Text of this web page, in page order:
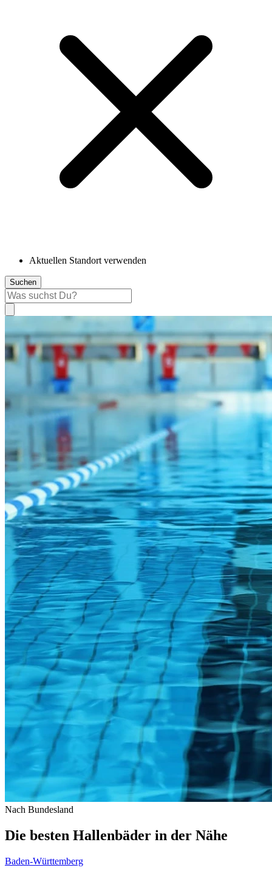
Aktuellen Standort verwenden
Suchen
Nach Bundesland
Die besten Hallenbäder in der Nähe
Baden-Württemberg